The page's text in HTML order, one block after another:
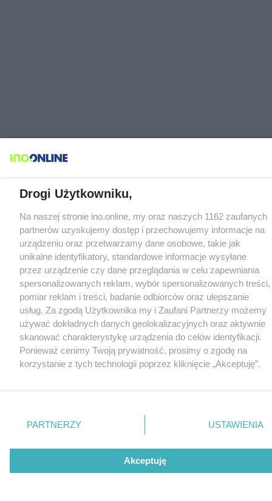
Drogi Użytkowniku,
Na naszej stronie ino.online, my oraz naszych 1162 zaufanych
partnerów uzyskujemy dostęp i przechowujemy informacje na
urządzeniu oraz przetwarzamy dane osobowe, takie jak
unikalne identyfikatory, standardowe informacje wysyłane
przez urządzenie czy dane przeglądania w celu zapewniania
spersonalizowanych reklam, wybór spersonalizowanych treści,
pomiar reklam i treści, badanie odbiorców oraz ulepszanie
usług. Za zgodą Użytkownika my i Zaufani Partnerzy możemy
używać dokładnych danych geolokalizacyjnych oraz aktywnie
skanować charakterystykę urządzenia do celów identyfikacji.
Ponieważ cenimy Twoją prywatność, prosimy o zgodę na
korzystanie z tych technologii poprzez kliknięcie „Akceptuję”.
nie wymagają zgody użytkownika, ale masz prawo sprzeciwić
się takiemu przetwarzaniu. Preferencje będą miały
Zapoznaj się z poniższymi informacjami, abyś mógł świadomie
PARTNERZY USTAWIENIA
Akceptuję